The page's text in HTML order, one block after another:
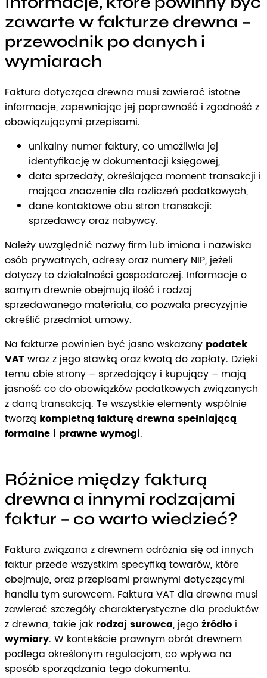
zawarte w fakturze drewna –
przewodnik po danych i
wymiarach
Faktura dotycząca drewna musi zawierać istotne
informacje, zapewniając jej poprawność i zgodność z
obowiązującymi przepisami.
unikalny numer faktury, co umożliwia jej
identyfikację w dokumentacji księgowej,
data sprzedaży, określająca moment transakcji i
mająca znaczenie dla rozliczeń podatkowych,
dane kontaktowe obu stron transakcji:
sprzedawcy oraz nabywcy.
Należy uwzględnić nazwy firm lub imiona i nazwiska
osób prywatnych, adresy oraz numery NIP, jeżeli
dotyczy to działalności gospodarczej. Informacje o
samym drewnie obejmują ilość i rodzaj
sprzedawanego materiału, co pozwala precyzyjnie
określić przedmiot umowy.
Na fakturze powinien być jasno wskazany podatek
VATwraz z jego stawką oraz kwotą do zapłaty. Dzięki
temu obie strony – sprzedający i kupujący – mają
jasność co do obowiązków podatkowych związanych
z daną transakcją. Te wszystkie elementy wspólnie
tworzą kompletną fakturę drewna spełniającą
formalne i prawne wymogi.
Różnice między fakturą
drewna a innymi rodzajami
faktur – co warto wiedzieć?
Faktura związana z drewnem odróżnia się od innych
faktur przede wszystkim specyfiką towarów, które
obejmuje, oraz przepisami prawnymi dotyczącymi
handlu tym surowcem. Faktura VAT dla drewna musi
zawierać szczegóły charakterystyczne dla produktów
z drewna, takie jak rodzaj surowca, jegoźródło i
wymiary. W kontekście prawnym obrót drewnem
podlega określonym regulacjom, co wpływa na
sposób sporządzania tego dokumentu.